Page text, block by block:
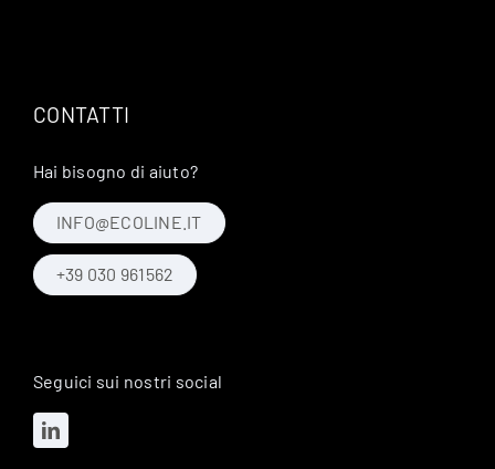
CONTATTI
Hai bisogno di aiuto?
INFO@ECOLINE.IT
+39 030 961562
Seguici sui nostri social